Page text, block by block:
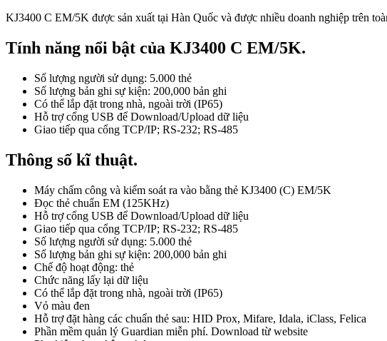
KJ3400 C EM/5K được sản xuất tại Hàn Quốc và được nhiều doanh nghiệp trên
Tính năng nổi bật của KJ3400 C EM/5K.
Số lượng người sử dụng: 5.000 thẻ
Số lượng bản ghi sự kiện: 200,000 bản ghi
Có thể lắp đặt trong nhà, ngoài trời (IP65)
Hỗ trợ cổng USB để Download/Upload dữ liệu
Giao tiếp qua cổng TCP/IP; RS-232; RS-485
Thông số kĩ thuật.
Máy chấm công và kiểm soát ra vào bằng thẻ KJ3400 (C) EM/5K
Đọc thẻ chuẩn EM (125KHz)
Hỗ trợ cổng USB để Download/Upload dữ liệu
Giao tiếp qua cổng TCP/IP; RS-232; RS-485
Số lượng người sử dụng: 5.000 thẻ
Số lượng bản ghi sự kiện: 200,000 bản ghi
Chế độ hoạt động: thẻ
Chức năng lấy lại dữ liệu
Có thể lắp đặt trong nhà, ngoài trời (IP65)
Vỏ màu đen
Hỗ trợ đặt hàng các chuẩn thẻ sau: HID Prox, Mifare, Idala, iClass, Felica
Phần mềm quản lý Guardian miễn phí. Download từ website